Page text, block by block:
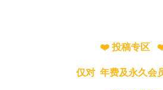
❤️ 投稿专区
仅对 年费及永久会